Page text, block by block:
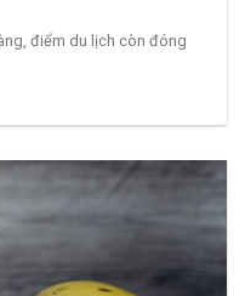
điểm du lịch còn đóng